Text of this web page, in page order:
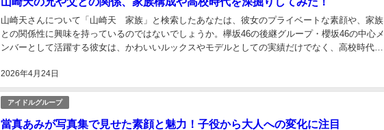
2026年4月24日
山崎天さんについて「山崎天 家族」と検索したあなたは、彼女のプライベートな素顔や、家族
との関係性に興味を持っているのではないでしょうか。欅坂46の後継グループ・櫻坂46の中心メ
ンバーとして活躍する彼女は、かわいいルックスやモデルとしての実績だけでなく、高校時代や
アイドルグループ
當真あみが写真集で見せた素顔と魅力！子役から大人への変化に注目